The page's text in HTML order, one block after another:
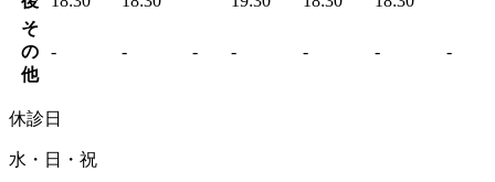
そ
の
他
- - - - - - -
休診日
水・日・祝